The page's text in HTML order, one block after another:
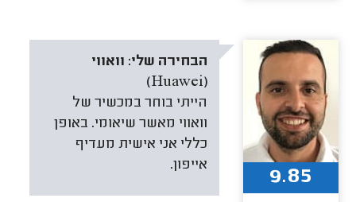
הבחירה שלי: וואווי
(Huawei)
הייתי בוחר במכשיר של
וואווי מאשר שיאומי. באופן
כללי אני אישית מעדיף
אייפון.
9.85